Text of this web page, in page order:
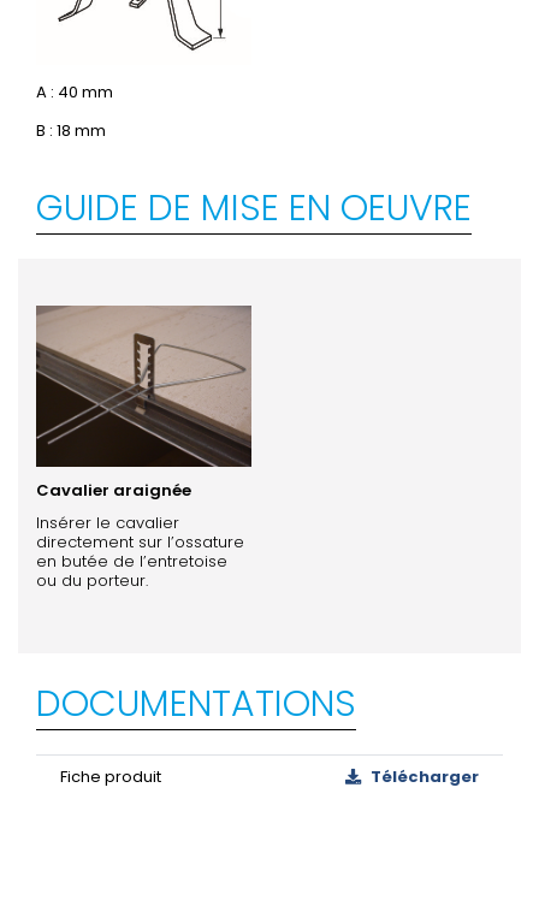
A : 40 mm
B : 18 mm
GUIDE DE MISE EN OEUVRE
Cavalier araignée
Insérer le cavalier
directement sur l’ossature
en butée de l’entretoise
ou du porteur.
DOCUMENTATIONS
Fiche produit Télécharger